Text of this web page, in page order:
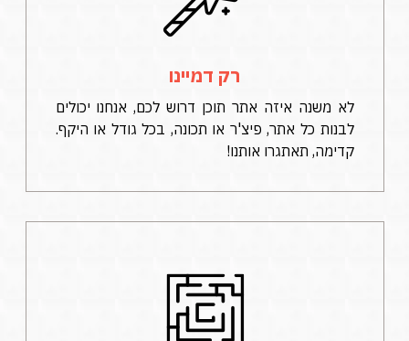
רק דמיינו
לא משנה איזה אתר תוכן דרוש לכם, אנחנו יכולים
לבנות כל אתר, פיצ'ר או תכונה, בכל גודל או היקף.
קדימה, תאתגרו אותנו!